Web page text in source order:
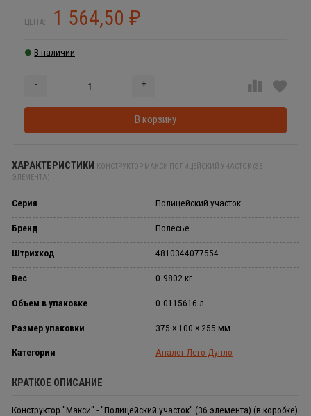
ЦЕНА: 1 564,50 ₽
В наличии
- +
В корзину
ХАРАКТЕРИСТИКИ
КОНСТРУКТОР МАКСИ ПОЛИЦЕЙСКИЙ УЧАСТОК (36
ЭЛЕМЕНТА)
Серия Полицейский участок
Бренд Полесье
Штрихкод 4810344077554
Вес 0.9802 кг
Объем в упаковке 0.0115616 л
Размер упаковки 375 × 100 × 255 мм
Категории Аналог Лего Дупло
КРАТКОЕ ОПИСАНИЕ
Конструктор "Макси" - "Полицейский участок" (36 элемента) (в коробке)